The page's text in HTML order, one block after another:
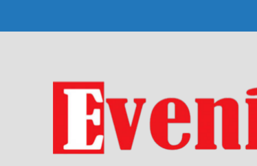
Eveniment Valcean